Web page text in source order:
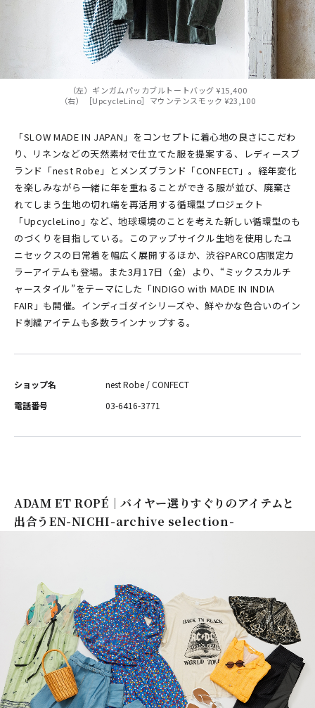
（左）ギンガムパッカブルトートバッグ ¥15,400
（右）［UpcycleLino］マウンテンスモック ¥23,100
「SLOW MADE IN JAPAN」をコンセプトに着心地の良さにこだわ
り、リネンなどの天然素材で仕立てた服を提案する、レディースブ
ランド「nest Robe」とメンズブランド「CONFECT」。経年変化
を楽しみながら一緒に年を重ねることができる服が並び、廃棄さ
れてしまう生地の切れ端を再活用する循環型プロジェクト
「UpcycleLino」など、地球環境のことを考えた新しい循環型のも
のづくりを目指している。このアップサイクル生地を使用したユ
ニセックスの日常着を幅広く展開するほか、渋谷PARCO店限定カ
ラーアイテムも登場。また3月17日（金）より、“ミックスカルチ
ャースタイル”をテーマにした「INDIGO with MADE IN INDIA
FAIR」も開催。インディゴダイシリーズや、鮮やかな色合いのイン
ド刺繍アイテムも多数ラインナップする。
ショップ名
nest Robe / CONFECT
電話番号
03-6416-3771
ADAM ET ROPÉ｜バイヤー選りすぐりのアイテムと
出合うEN-NICHI-archive selection-